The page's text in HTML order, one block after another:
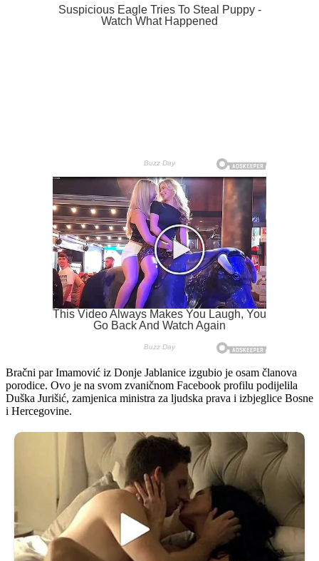
Bračni par Imamović iz Donje Jablanice izgubio je osam članova
porodice. Ovo je na svom zvaničnom Facebook profilu podijelila
Duška Jurišić, zamjenica ministra za ljudska prava i izbjeglice Bosne
i Hercegovine.